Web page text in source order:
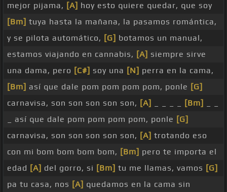
mejor pijama, [A] hoy esto quiere quedar, que soy
[Bm] tuya hasta la mañana, la pasamos romántica,
y se pilota automático, [G] botamos un manual,
estamos viajando en cannabis, [A] siempre sirve
una dama, pero [C#] soy una [N] perra en la cama,
[Bm] así que dale pom pom pom pom, ponle [G]
carnavisa, son son son son son, [A] [Bm]
_ así que dale pom pom pom pom, ponle [G]
carnavisa, son son son son son, [A] trotando eso
con mi bom bom bom bom, [Bm] pero te importa el
edad [A] del gorro, si [Bm] tu me llamas, vamos [G]
pa tu casa, nos [A] quedamos en la cama sin